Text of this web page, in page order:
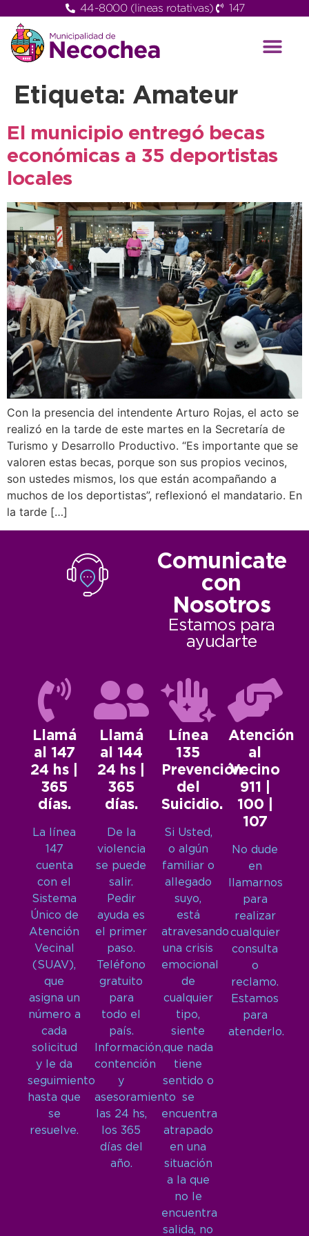
44-8000 (lineas rotativas) 147
Etiqueta: Amateur
El municipio entregó becas
económicas a 35 deportistas
locales
Con la presencia del intendente Arturo Rojas, el acto se
realizó en la tarde de este martes en la Secretaría de
Turismo y Desarrollo Productivo. “Es importante que se
valoren estas becas, porque son sus propios vecinos,
son ustedes mismos, los que están acompañando a
muchos de los deportistas”, reflexionó el mandatario. En
la tarde […]
Comunicate
con
Nosotros
Estamos para
ayudarte
Llamá
al 147
24 hs |
365
días.
La línea
147
cuenta
con el
Sistema
Único de
Atención
Vecinal
(SUAV),
que
asigna un
número a
cada
solicitud
y le da
seguimiento
hasta que
se
resuelve.
Llamá
al 144
24 hs |
365
días.
De la
violencia
se puede
salir.
Pedir
ayuda es
el primer
paso.
Teléfono
gratuito
para
todo el
país.
Información,
contención
y
asesoramiento
las 24 hs,
los 365
días del
año.
Línea
135
Prevención
del
Suicidio.
Si Usted,
o algún
familiar o
allegado
suyo,
está
atravesando
una crisis
emocional
de
cualquier
tipo,
siente
que nada
tiene
sentido o
se
encuentra
atrapado
en una
situación
a la que
no le
encuentra
salida, no
Atención
al
Vecino
911 |
100 |
107
No dude
en
llamarnos
para
realizar
cualquier
consulta
o
reclamo.
Estamos
para
atenderlo.